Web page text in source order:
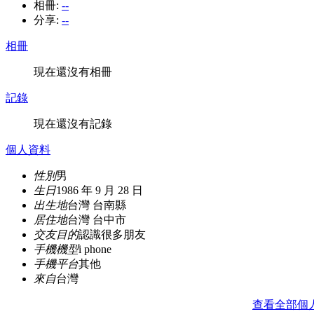
相冊: --
分享: --
相冊
現在還沒有相冊
記錄
現在還沒有記錄
個人資料
性別男
生日1986 年 9 月 28 日
出生地台灣 台南縣
居住地台灣 台中市
交友目的認識很多朋友
手機機型i phone
手機平台其他
來自台灣
查看全部個